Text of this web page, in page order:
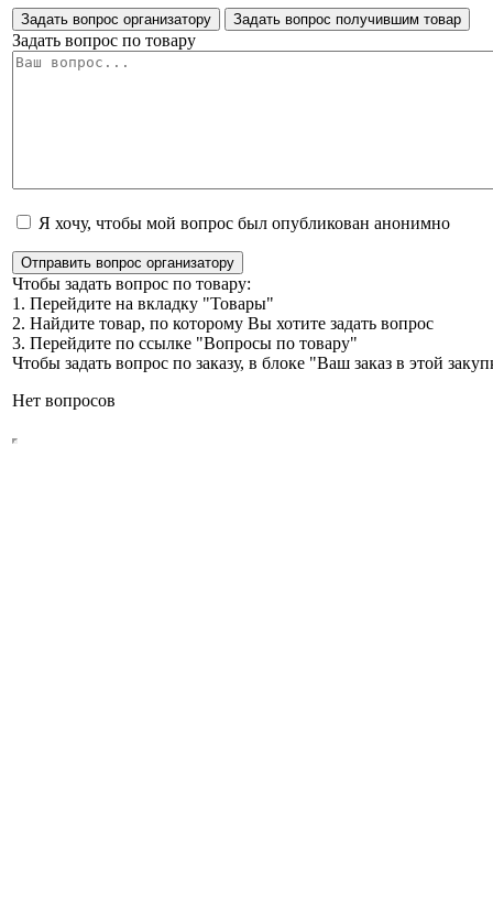
Задать вопрос организатору Задать вопрос получившим товар
Задать вопрос по товару
Я хочу, чтобы мой вопрос был опубликован анонимно
Отправить вопрос организатору
Чтобы задать вопрос по товару:
1. Перейдите на вкладку "Товары"
2. Найдите товар, по которому Вы хотите задать вопрос
3. Перейдите по ссылке "Вопросы по товару"
Чтобы задать вопрос по заказу, в блоке "Ваш заказ в этой
Нет вопросов